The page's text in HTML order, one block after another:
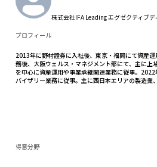
株式会社IFA Leading エグゼクティブデ
プロフィール
2013年に野村證券に入社後、東京・福岡にて資産
務後、大阪ウェルス・マネジメント部にて、主に上
を中心に資産運用や事業承継関連業務に従事。
バイザリー業務に従事。主に西日本エリアの製造業
得意分野